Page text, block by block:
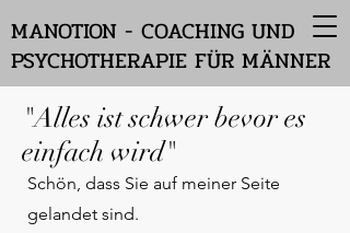
MANOTION - COACHING UND
PSYCHOTHERAPIE FÜR MÄNNER
"Alles ist schwer bevor es
einfach wird"
Schön, dass Sie auf meiner Seite
gelandet sind.